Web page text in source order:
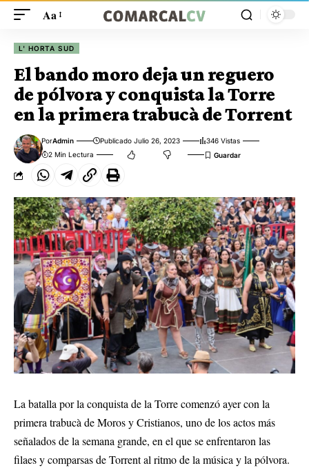
Aa
L' HORTA SUD
El bando moro deja un reguero
de pólvora y conquista la Torre
en la primera trabucà de Torrent
PorAdmin Publicado Julio 26, 2023
346 Vistas
2 Min Lectura
La batalla por la conquista de la Torre comenzó ayer con la
primera trabucà de Moros y Cristianos, uno de los actos más
señalados de la semana grande, en el que se enfrentaron las
filaes y comparsas de Torrent al ritmo de la música y la pólvora.